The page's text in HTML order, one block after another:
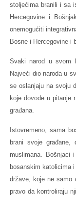
stoljećima branili i sa
Hercegovine i
onemogućiti
Bosne i Hercegovine i
Svaki narod u svom
Najveći dio naroda u
se oslanjaju na svoju
koje dovode u pitanje
građana.
Istovremeno, sama
brani svoje
muslimana.
bosanskim katolicima
države, koje ne samo
pravo da kontroliraju